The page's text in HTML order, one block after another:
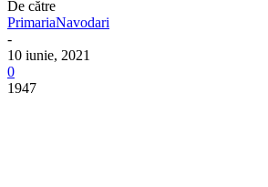
De către
PrimariaNavodari
-
10 iunie, 2021
0
1947